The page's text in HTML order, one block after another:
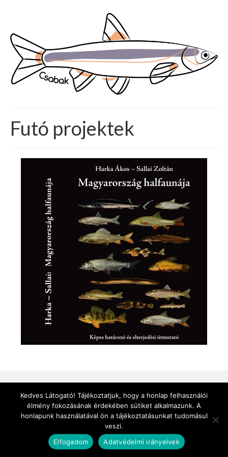
Futó projektek
© 2026 CSABAK
Kedves Látogató! Tájékoztatjuk, hogy a honlap felhasználói
élmény fokozásának érdekében sütiket alkalmazunk. A
honlapunk használatával ön a tájékoztatásunkat tudomásul
veszi.
Elfogadom
Adatvédelmi irányelvek